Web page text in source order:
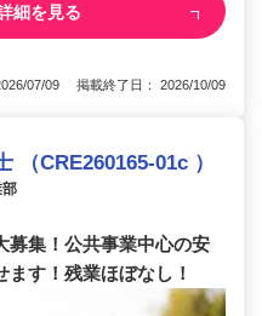
細を見る
07/09 掲載終了日： 2026/10/09
（CRE260165-01c ）
募集！公共事業中心の安
す！残業ほぼなし！